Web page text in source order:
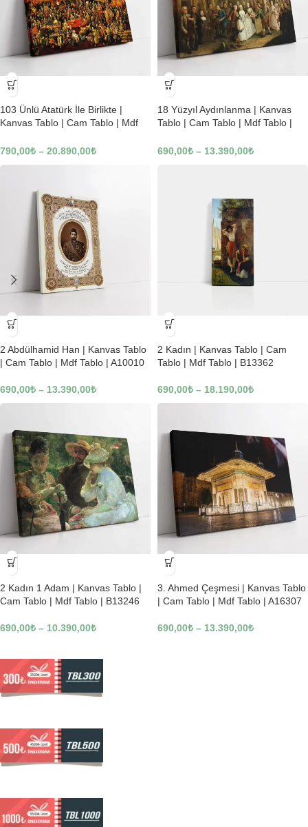
-23%
103 Ünlü Atatürk İle Birlikte |
Kanvas Tablo | Cam Tablo | Mdf
790,00₺ – 20.890,00₺
-23%
18 Yüzyıl Aydınlanma | Kanvas
Tablo | Cam Tablo | Mdf Tablo |
690,00₺ – 13.390,00₺
-23%
2 Abdülhamid Han | Kanvas Tablo
| Cam Tablo | Mdf Tablo | A10010
690,00₺ – 13.390,00₺
-23%
2 Kadın | Kanvas Tablo | Cam
Tablo | Mdf Tablo | B13362
690,00₺ – 18.190,00₺
-23%
2 Kadın 1 Adam | Kanvas Tablo |
Cam Tablo | Mdf Tablo | B13246
690,00₺ – 10.390,00₺
-23%
3. Ahmed Çeşmesi | Kanvas Tablo
| Cam Tablo | Mdf Tablo | A16307
690,00₺ – 13.390,00₺